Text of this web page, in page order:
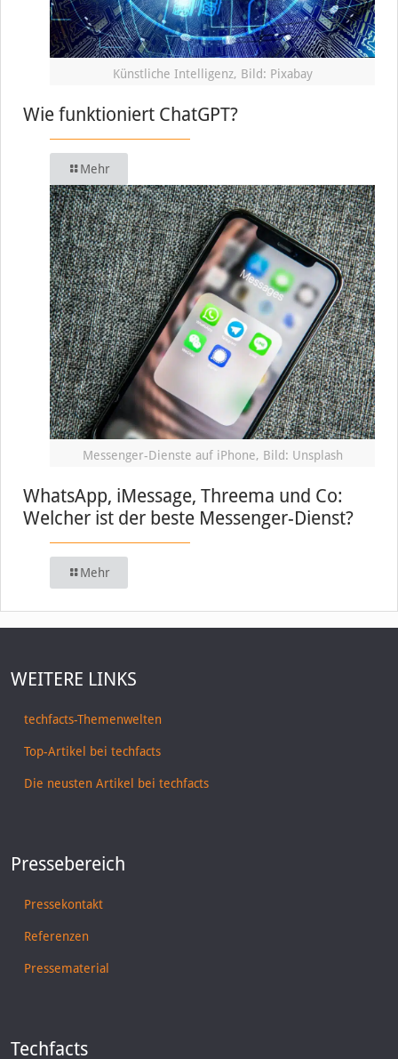
Künstliche Intelligenz, Bild: Pixabay
Wie funktioniert ChatGPT?
Mehr
Messenger-Dienste auf iPhone, Bild: Unsplash
WhatsApp, iMessage, Threema und Co:
Welcher ist der beste Messenger-Dienst?
Mehr
WEITERE LINKS
techfacts-Themenwelten
Top-Artikel bei techfacts
Die neusten Artikel bei techfacts
Pressebereich
Pressekontakt
Referenzen
Pressematerial
Techfacts